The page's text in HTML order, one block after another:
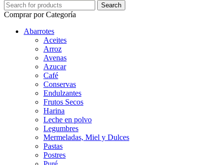
Comprar por Categoría
Abarrotes
Aceites
Arroz
Avenas
Azucar
Café
Conservas
Endulzantes
Frutos Secos
Harina
Leche en polvo
Legumbres
Mermeladas, Miel y Dulces
Pastas
Postres